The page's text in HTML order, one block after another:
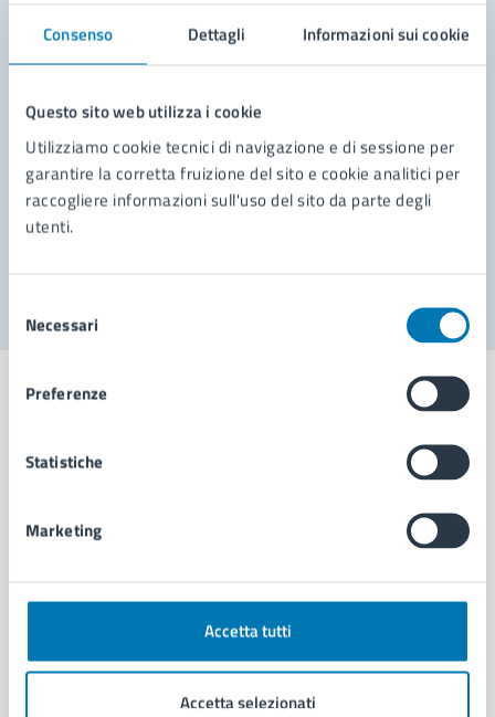
Consenso Dettagli Informazioni sui cookie
Questo sito web utilizza i cookie
Utilizziamo cookie tecnici di navigazione e di sessione per
garantire la corretta fruizione del sito e cookie analitici per
raccogliere informazioni sull'uso del sito da parte degli
utenti.
delNecessari
Preferenze
Statistiche
Marketing
Accetta tutti
Accetta selezionati
Leggi le domande frequenti
Richiedi assistenza
Prenota appuntamento
Problemi in città
Comune di Napoli
AMMINISTRAZIONE
Organi di governo
Enti e fondazioni